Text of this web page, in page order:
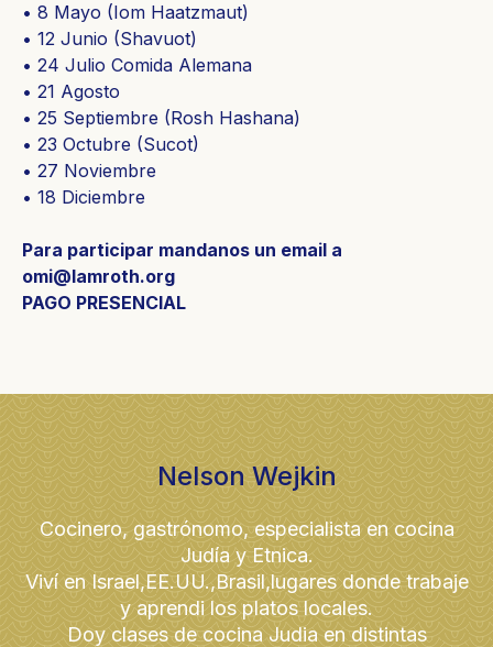
• 8 Mayo (Iom Haatzmaut)
• 12 Junio (Shavuot)
• 24 Julio Comida Alemana
• 21 Agosto
• 25 Septiembre (Rosh Hashana)
• 23 Octubre (Sucot)
• 27 Noviembre
• 18 Diciembre
Para participar mandanos un email a
omi@lamroth.org
PAGO PRESENCIAL
Nelson Wejkin
Cocinero, gastrónomo, especialista en cocina
Judía y Etnica.
Viví en Israel,EE.UU.,Brasil,lugares donde trabaje
y aprendi los platos locales.
Doy clases de cocina Judia en distintas